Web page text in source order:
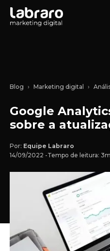
Blog Marketing digital
Google
sobre a
Por: Equipe Labraro
14/09/2022 -Tempo de leitura: